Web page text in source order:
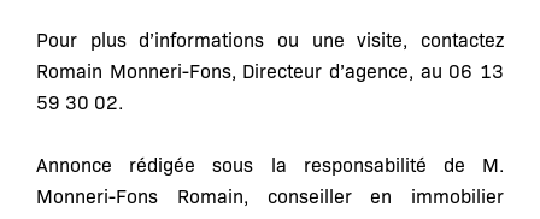
Pour plus d’informations ou une visite, contactez
Romain Monneri-Fons, Directeur d’agence, au 06 13
59 30 02.
Annonce rédigée sous la responsabilité de M.
Monneri-Fons Romain, conseiller en immobilier